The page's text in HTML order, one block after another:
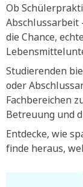
Ob
Abschlussarbeit
die Chance,
Studierenden
oder
Fachbereichen
Betreuung und
Entdecke, wie
finde heraus,